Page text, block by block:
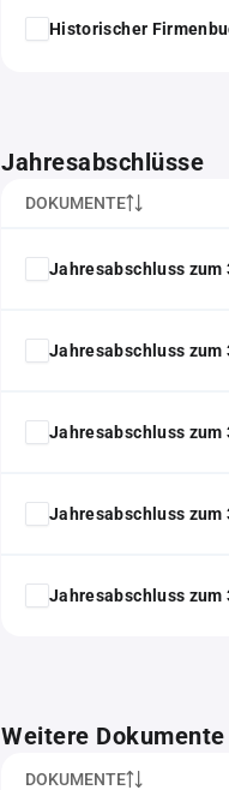
Historischer
Jahresabschlüsse
DOKUMENTE
Jahresabschluss zum
Jahresabschluss zum
Jahresabschluss zum
Jahresabschluss zum
Jahresabschluss zum
Weitere Dokumente
DOKUMENTE